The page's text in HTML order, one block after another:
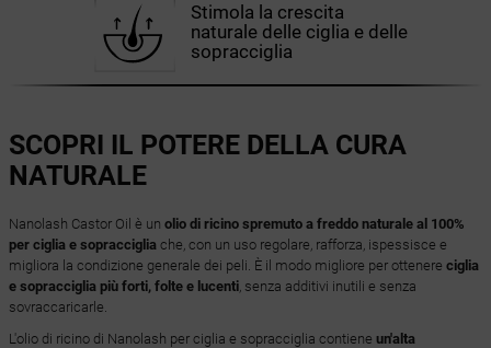
Stimola la crescita
naturale delle ciglia e delle
sopracciglia
SCOPRI IL POTERE DELLA CURA
NATURALE
Nanolash Castor Oil è un olio di ricino spremuto a freddo naturale al 100%
per ciglia e sopraccigliache, con un uso regolare, rafforza, ispessisce e
migliora la condizione generale dei peli. È il modo migliore per ottenere ciglia
e sopracciglia più forti, folte e lucenti, senza additivi inutili e senza
sovraccaricarle.
L'olio di ricino di Nanolash per ciglia e sopracciglia contiene un'alta